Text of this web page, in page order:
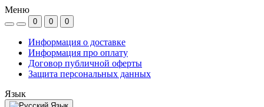
Меню
0 0 0
Информация о доставке
Информация про оплату
Договор публичной оферты
Защита персональных данных
Язык